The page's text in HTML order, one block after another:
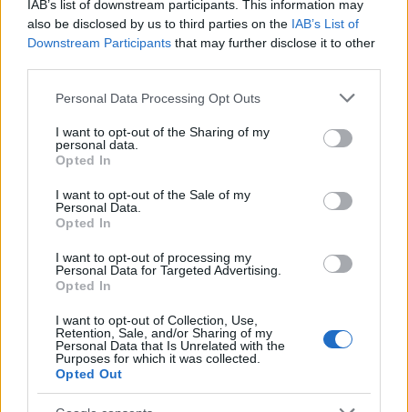
IAB’s list of downstream participants. This information may
also be disclosed by us to third parties on the IAB’s List of
Downstream Participants that may further disclose it to other
Please note that this website/app uses one or more Google
not limited to your visit or usage behaviour. You may click to
grant or deny consent to Google and its third-party tags to
use your data for below specified purposes in below Google
consent section.
Personal Data Processing Opt Outs
I want to opt-out of the Sharing of my
personal data.
Opted In
I want to opt-out of the Sale of my
Personal Data.
Opted In
I want to opt-out of processing my
Personal Data for Targeted Advertising.
Opted In
I want to opt-out of Collection, Use,
Retention, Sale, and/or Sharing of my
Personal Data that Is Unrelated with the
Purposes for which it was collected.
Opted Out
Ρίγη συγκίνησης για τον ήρωα της ΕΛΔΥΚ
Κωνσταντίνο Τσιτιρίδη – «Επέστρεψε» στη
γενέτειρά του στην Πέλλα